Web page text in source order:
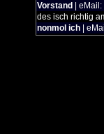
Vorstand
|
des isch richtig
nonmol ich |